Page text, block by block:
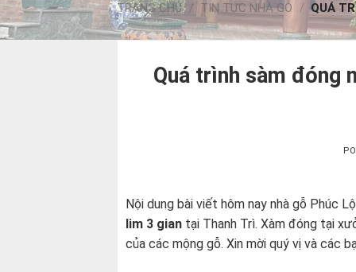
TRANG CHỦ / TIN TỨC NHÀ GỖ / QUÁ
Quá trình sàm đóng
Nội dung bài viết hôm nay nhà gỗ Phúc
lim 3 gian tại Thanh Trì. Xàm đóng tại
của các mộng gỗ. Xin mời quý vị và các